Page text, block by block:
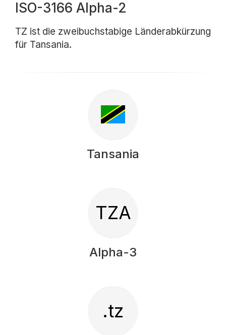
ISO-3166 Alpha-2
TZ ist die zweibuchstabige Länderabkürzung
für Tansania.
Tansania
TZA
Alpha-3
.tz